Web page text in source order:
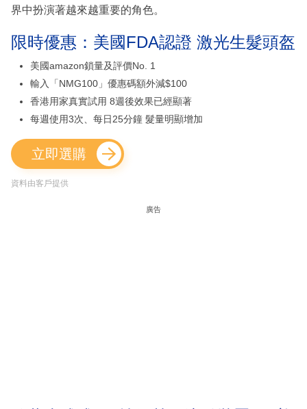
界中扮演著越來越重要的角色。
限時優惠：美國FDA認證 激光生髮頭盔
美國amazon鎖量及評價No. 1
輸入「NMG100」優惠碼額外減$100
香港用家真實試用 8週後效果已經顯著
每週使用3次、每日25分鐘 髮量明顯增加
立即選購
資料由客戶提供
廣告